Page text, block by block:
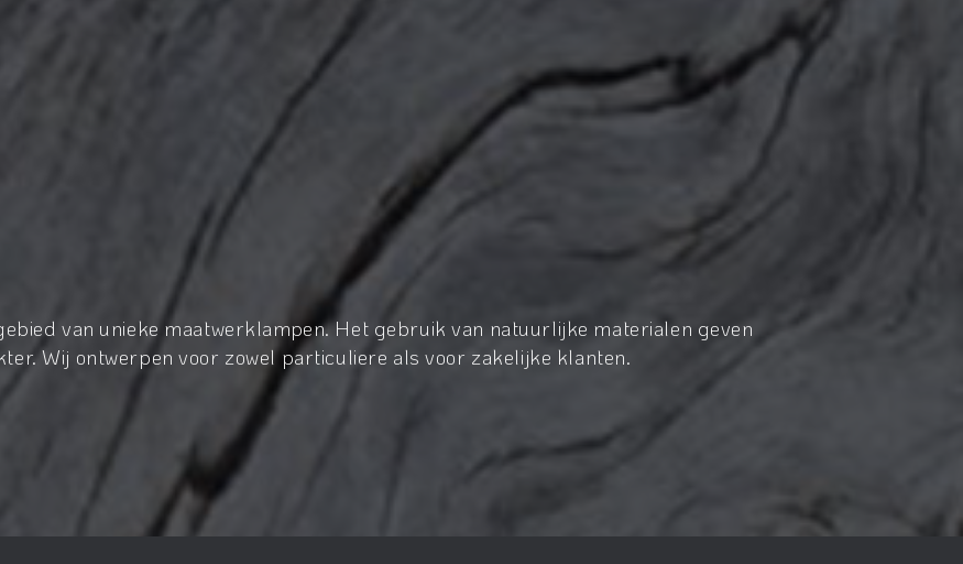
van unieke maatwerklampen. Het gebruik van natuurlijke materialen geven
Wij ontwerpen voor zowel particuliere als voor zakelijke klanten.